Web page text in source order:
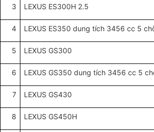
3 LEXUS ES300H 2.5
4 LEXUS ES350 dung tích 3456 cc 5
5 LEXUS GS300
6 LEXUS GS350 dung tích 3456 cc 5
7 LEXUS GS430
8 LEXUS GS450H